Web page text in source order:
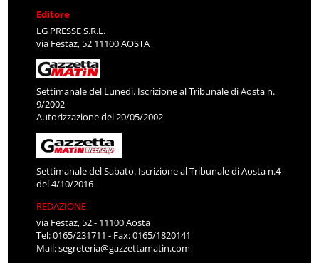
Editore
LG PRESSE S.R.L.
via Festaz, 52 11100 AOSTA
Settimanale del Lunedì. Iscrizione al Tribunale di Aosta n.
9/2002
Autorizzazione del 20/05/2002
Settimanale del Sabato. Iscrizione al Tribunale di Aosta n.4
del 4/10/2016
REDAZIONE
via Festaz, 52 - 11100 Aosta
Tel: 0165/231711 - Fax: 0165/1820141
Mail:segreteria@gazzettamatin.com